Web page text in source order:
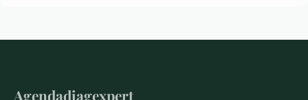
Agendadiagexpert